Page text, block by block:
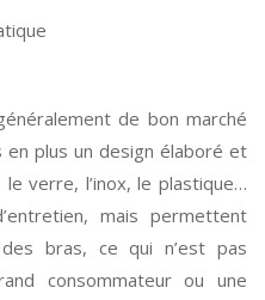
de bon marché
en plus un design élaboré et
verre, l’inox, le plastique…
mais permettent
bras, ce qui n’est pas
consommateur ou une